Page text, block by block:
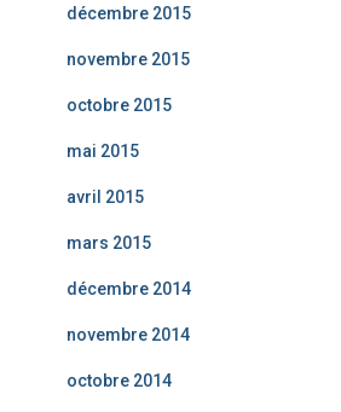
décembre 2015
novembre 2015
octobre 2015
mai 2015
avril 2015
mars 2015
décembre 2014
novembre 2014
octobre 2014